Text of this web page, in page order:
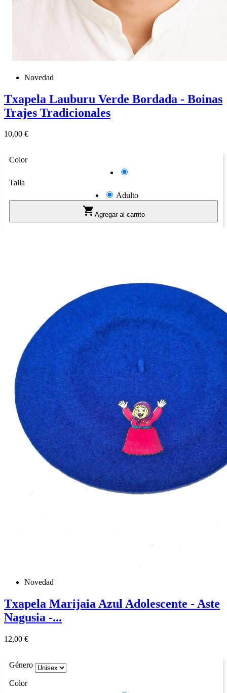
Novedad
Txapela Lauburu Verde Bordada - Boinas
Trajes Tradicionales
Precio
10,00 €
Color
Talla
Adulto
 Agregar al carrito
Novedad
Txapela Marijaia Azul Adolescente - Aste
Nagusia -...
Precio
12,00 €
Género
Color